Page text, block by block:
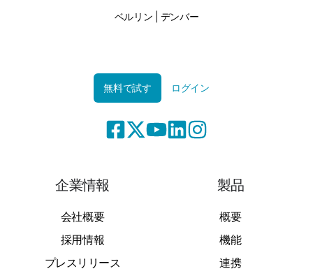
ベルリン | デンバー
無料で試す ログイン
企業情報
会社概要
採用情報
プレスリリース
製品
概要
機能
連携